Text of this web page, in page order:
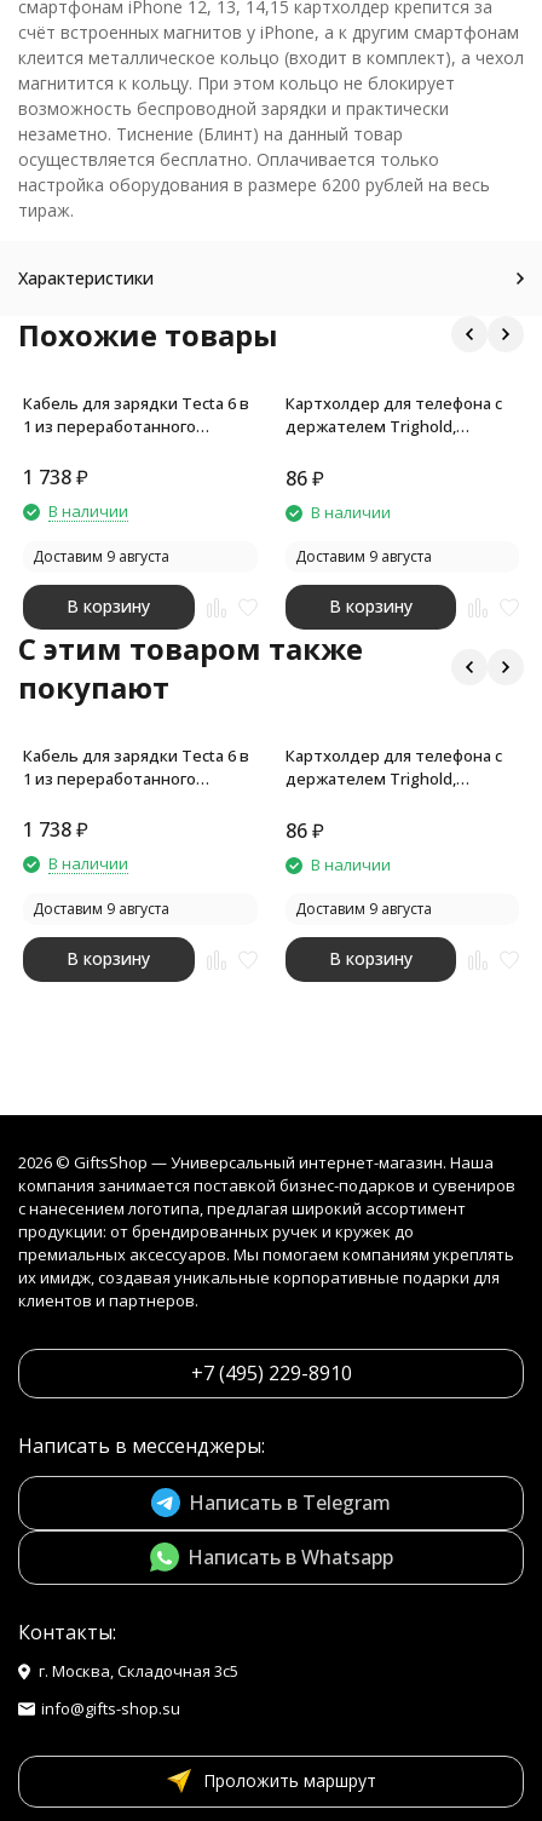
смартфонам iPhone 12, 13, 14,15 картхолдер крепится за
счёт встроенных магнитов у iPhone, а к другим смартфонам
клеится металлическое кольцо (входит в комплект), а чехол
магнитится к кольцу. При этом кольцо не блокирует
возможность беспроводной зарядки и практически
незаметно. Тиснение (Блинт) на данный товар
осуществляется бесплатно. Оплачивается только
настройка оборудования в размере 6200 рублей на весь
тираж.
Характеристики
Похожие товары
Кабель для зарядки Tecta 6 в
1 из переработанного
сплошной черный
1 738₽
В наличии
Доставим 9 августа
В корзину
Картхолдер для телефона с
держателем Trighold,
86 ₽
В наличии
Доставим 9 августа
В корзину
C этим товаром также
покупают
Кабель для зарядки Tecta 6 в
1 из переработанного
сплошной черный
1 738₽
В наличии
Доставим 9 августа
В корзину
Картхолдер для телефона с
держателем Trighold,
86 ₽
В наличии
Доставим 9 августа
В корзину
2026 © GiftsShop — Универсальный интернет-магазин. Наша
компания занимается поставкой бизнес-подарков и сувениров
с нанесением логотипа, предлагая широкий ассортимент
продукции: от брендированных ручек и кружек до
премиальных аксессуаров. Мы помогаем компаниям укреплять
их имидж, создавая уникальные корпоративные подарки для
клиентов и партнеров.
+7 (495) 229-8910
Написать в мессенджеры:
Написать в Telegram
Написать в Whatsapp
Контакты:
г. Москва, Складочная 3с5
info@gifts-shop.su
Проложить маршрут